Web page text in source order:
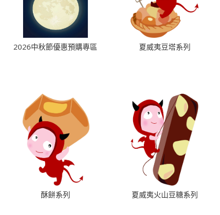
2026中秋節優惠預購專區 夏威夷豆塔系列
酥餅系列 夏威夷火山豆糖系列